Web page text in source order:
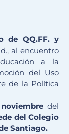
de QQ.FF. y
al encuentro
a la
del Uso
de la Política
del
del Colegio
Santiago.